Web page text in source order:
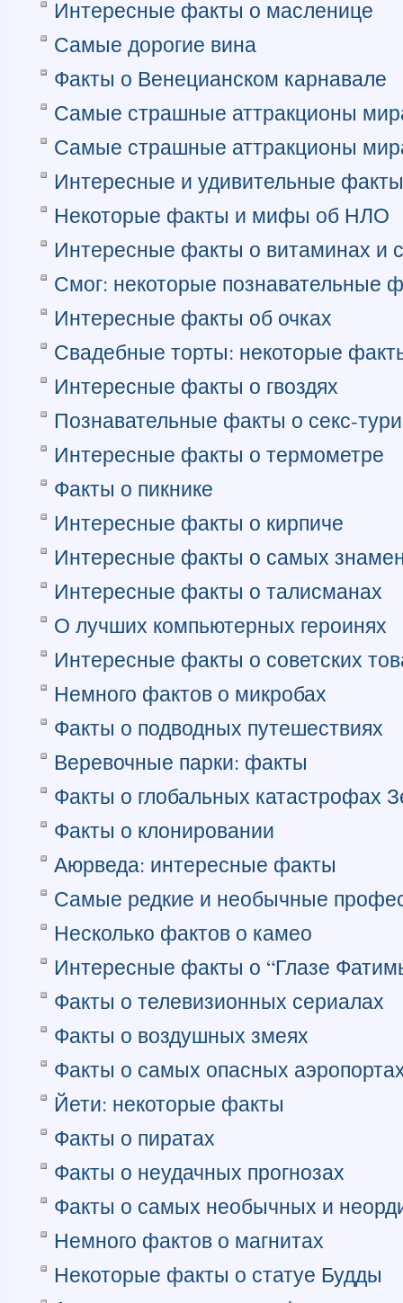
Интересные факты о масленице
Самые дорогие вина
Факты о Венецианском карнавале
Самые страшные аттракционы
Самые страшные аттракционы
Интересные и удивительные
Некоторые факты и мифы об НЛО
Интересные факты о витаминах и
Смог: некоторые познавательные
Интересные факты об очках
Свадебные торты: некоторые
Интересные факты о гвоздях
Познавательные факты о секс-
Интересные факты о термометре
Факты о пикнике
Интересные факты о кирпиче
Интересные факты о самых
Интересные факты о талисманах
О лучших компьютерных героинях
Интересные факты о советских
Немного фактов о микробах
Факты о подводных путешествиях
Веревочные парки: факты
Факты о глобальных катастрофах
Факты о клонировании
Аюрведа: интересные факты
Самые редкие и необычные
Несколько фактов о камео
Интересные факты о “Глазе
Факты о телевизионных сериалах
Факты о воздушных змеях
Факты о самых опасных
Йети: некоторые факты
Факты о пиратах
Факты о неудачных прогнозах
Факты о самых необычных и
Немного фактов о магнитах
Некоторые факты о статуе Будды